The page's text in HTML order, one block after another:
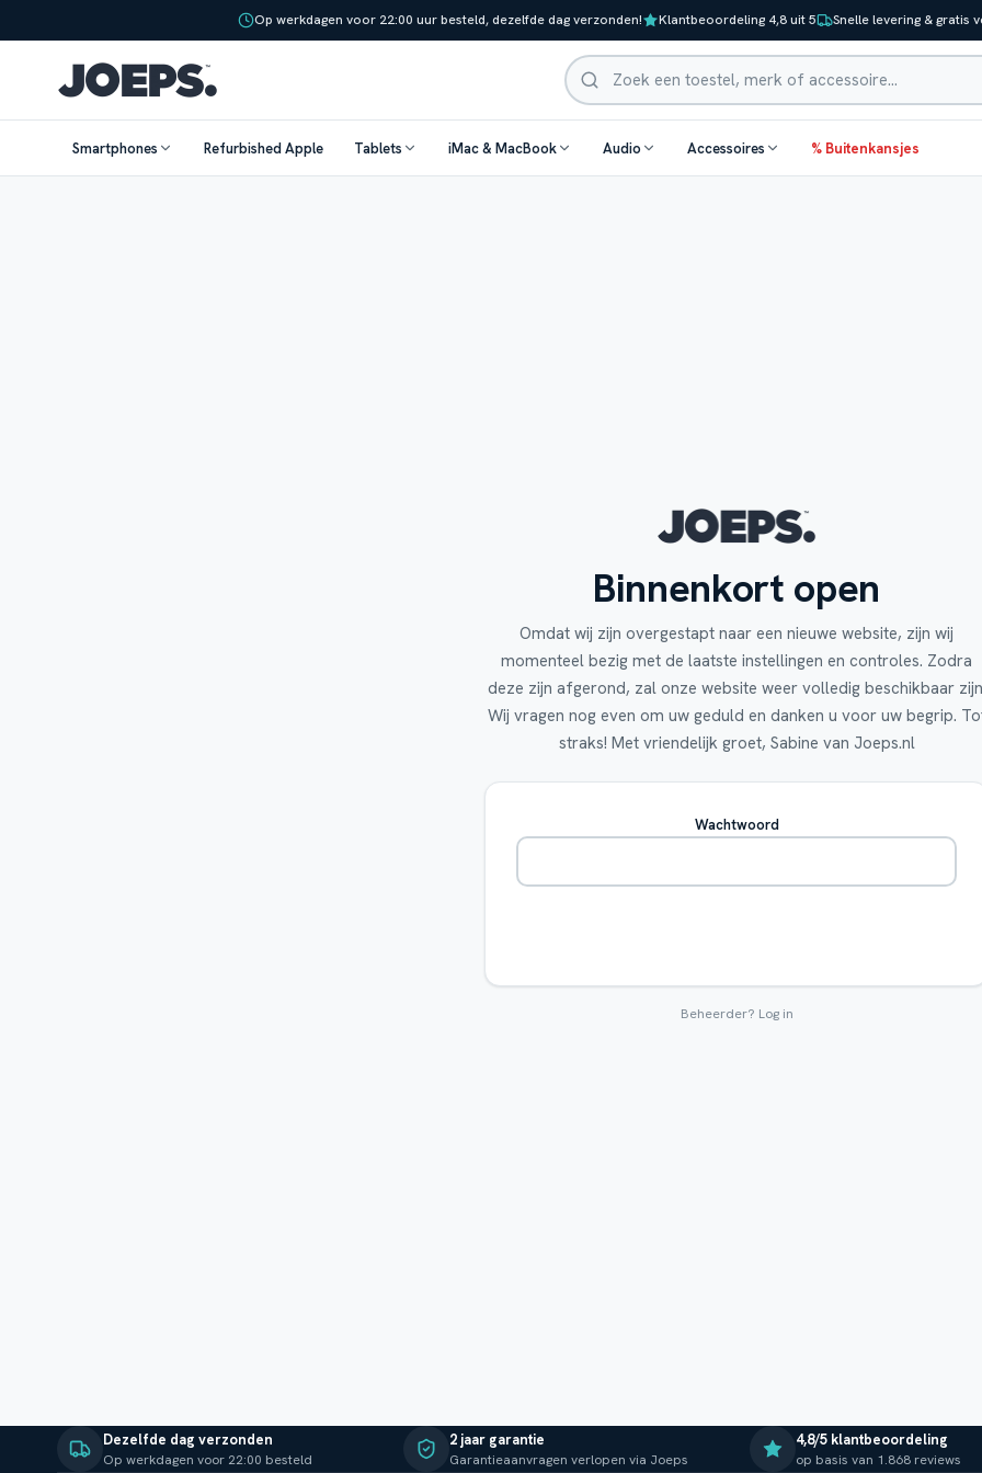
Op werkdagen voor 22:00 uur besteld, dezelfde dag verzonden! Klantbeoordeling 4,8 uit 5 Snelle levering & gratis
Zoeken
Smartphones Refurbished Apple Tablets iMac & MacBook Audio Accessoires % Buitenkansjes
Binnenkort open
Omdat wij zijn overgestapt naar een nieuwe website, zijn wij
momenteel bezig met de laatste instellingen en controles. Zodra
deze zijn afgerond, zal onze website weer volledig beschikbaar
Wij vragen nog even om uw geduld en danken u voor uw begrip.
straks! Met vriendelijk groet, Sabine van Joeps.nl
Wachtwoord
Beheerder? Log in
Dezelfde dag verzonden
Op werkdagen voor 22:00 besteld
2 jaar garantie
Garantieaanvragen verlopen via Joeps
4,8/5 klantbeoordeling
op basis van 1.868 reviews